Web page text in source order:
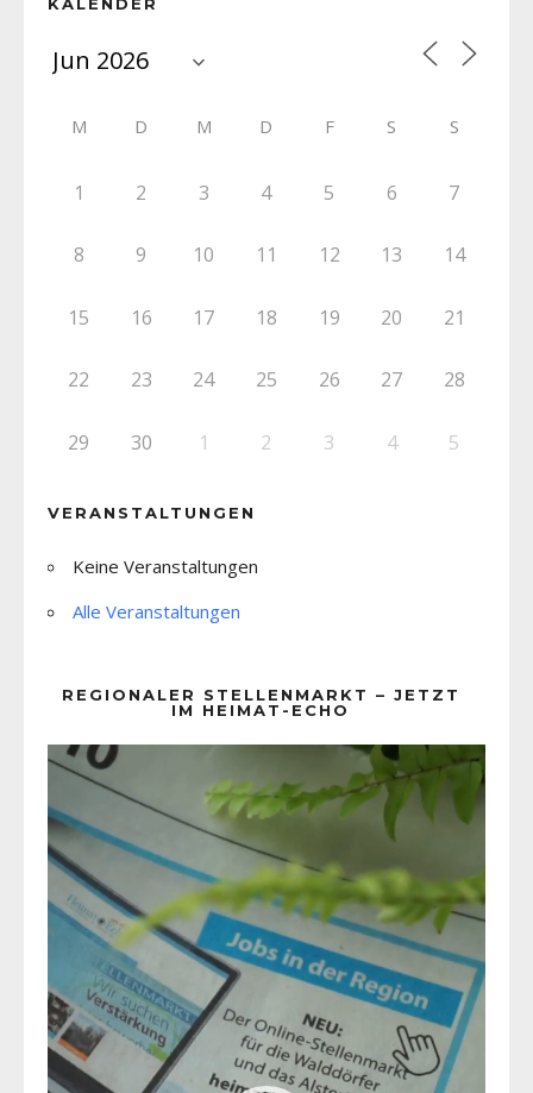
M D M D F S S
1 2 3 4 5 6 7
8 9 10 11 12 13 14
15 16 17 18 19 20 21
22 23 24 25 26 27 28
29 30 1 2 3 4 5
VERANSTALTUNGEN
Keine Veranstaltungen
Alle Veranstaltungen
REGIONALER STELLENMARKT – JETZT
IM HEIMAT-ECHO
Player